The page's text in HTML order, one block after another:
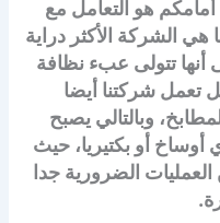
هو التعامل مع
هي الشركة الأكثر دراية
أنها تتولى عبء نظافة
تعمل شركتنا أيضا
وبالتالي يصبح
أو بكتيريا، حيث
العمليات الضرورية جدا